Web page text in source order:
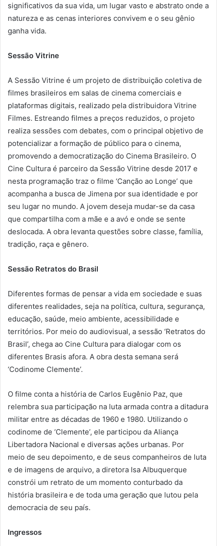
significativos da sua vida, um lugar vasto e abstrato onde a
natureza e as cenas interiores convivem e o seu gênio
ganha vida.
Sessão Vitrine
A Sessão Vitrine é um projeto de distribuição coletiva de
filmes brasileiros em salas de cinema comerciais e
plataformas digitais, realizado pela distribuidora Vitrine
Filmes. Estreando filmes a preços reduzidos, o projeto
realiza sessões com debates, com o principal objetivo de
potencializar a formação de público para o cinema,
promovendo a democratização do Cinema Brasileiro. O
Cine Cultura é parceiro da Sessão Vitrine desde 2017 e
nesta programação traz o filme ‘Canção ao Longe’ que
acompanha a busca de Jimena por sua identidade e por
seu lugar no mundo. A jovem deseja mudar-se da casa
que compartilha com a mãe e a avó e onde se sente
deslocada. A obra levanta questões sobre classe, família,
tradição, raça e gênero.
Sessão Retratos do Brasil
Diferentes formas de pensar a vida em sociedade e suas
diferentes realidades, seja na política, cultura, segurança,
educação, saúde, meio ambiente, acessibilidade e
territórios. Por meio do audiovisual, a sessão ‘Retratos do
Brasil’, chega ao Cine Cultura para dialogar com os
diferentes Brasis afora. A obra desta semana será
‘Codinome Clemente’.
O filme conta a história de Carlos Eugênio Paz, que
relembra sua participação na luta armada contra a ditadura
militar entre as décadas de 1960 e 1980. Utilizando o
codinome de ‘Clemente’, ele participou da Aliança
Libertadora Nacional e diversas ações urbanas. Por
meio de seu depoimento, e de seus companheiros de luta
e de imagens de arquivo, a diretora Isa Albuquerque
constrói um retrato de um momento conturbado da
história brasileira e de toda uma geração que lutou pela
democracia de seu país.
Ingressos